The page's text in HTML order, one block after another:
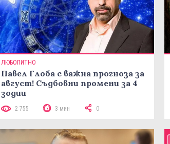
ЛЮБОПИТНО
Павел Глоба с важна прогноза за
август! Съдбовни промени за 4
зодии
2 755 3 мин 0